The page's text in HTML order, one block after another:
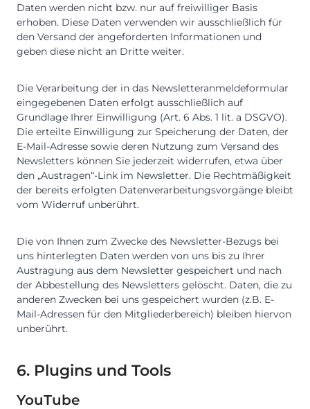
Daten werden nicht bzw. nur auf freiwilliger Basis
erhoben. Diese Daten verwenden wir ausschließlich für
den Versand der angeforderten Informationen und
geben diese nicht an Dritte weiter.
Die Verarbeitung der in das Newsletteranmeldeformular
eingegebenen Daten erfolgt ausschließlich auf
Grundlage Ihrer Einwilligung (Art. 6 Abs. 1 lit. a DSGVO).
Die erteilte Einwilligung zur Speicherung der Daten, der
E-Mail-Adresse sowie deren Nutzung zum Versand des
Newsletters können Sie jederzeit widerrufen, etwa über
den „Austragen“-Link im Newsletter. Die Rechtmäßigkeit
der bereits erfolgten Datenverarbeitungsvorgänge bleibt
vom Widerruf unberührt.
Die von Ihnen zum Zwecke des Newsletter-Bezugs bei
uns hinterlegten Daten werden von uns bis zu Ihrer
Austragung aus dem Newsletter gespeichert und nach
der Abbestellung des Newsletters gelöscht. Daten, die zu
anderen Zwecken bei uns gespeichert wurden (z.B. E-
Mail-Adressen für den Mitgliederbereich) bleiben hiervon
unberührt.
6. Plugins und Tools
YouTube